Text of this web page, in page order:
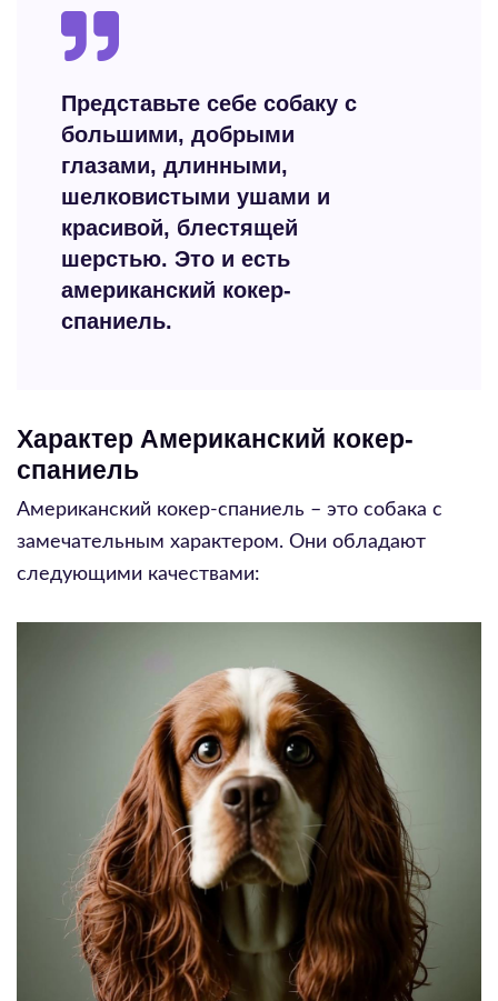
Представьте себе собаку с
большими, добрыми
глазами, длинными,
шелковистыми ушами и
красивой, блестящей
шерстью. Это и есть
американский кокер-
спаниель.
Характер Американский кокер-
спаниель
Американский кокер-спаниель – это собака с
замечательным характером. Они обладают
следующими качествами: